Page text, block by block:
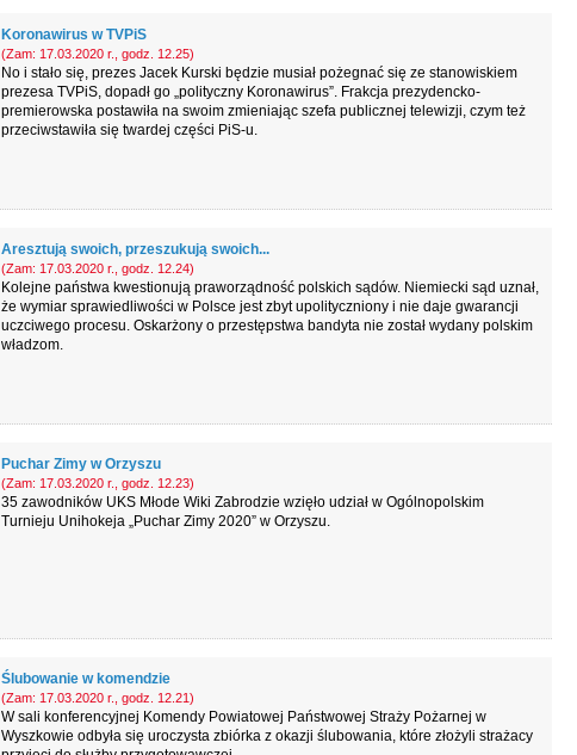
Koronawirus w TVPiS
(Zam: 17.03.2020 r., godz. 12.25)
No i stało się, prezes Jacek Kurski będzie musiał pożegnać się ze stanowiskiem
prezesa TVPiS, dopadł go „polityczny Koronawirus”. Frakcja prezydencko-
premierowska postawiła na swoim zmieniając szefa publicznej telewizji, czym też
przeciwstawiła się twardej części PiS-u.
Aresztują swoich, przeszukują swoich...
(Zam: 17.03.2020 r., godz. 12.24)
Kolejne państwa kwestionują praworządność polskich sądów. Niemiecki sąd uznał,
że wymiar sprawiedliwości w Polsce jest zbyt upolityczniony i nie daje gwarancji
uczciwego procesu. Oskarżony o przestępstwa bandyta nie został wydany polskim
władzom.
Puchar Zimy w Orzyszu
(Zam: 17.03.2020 r., godz. 12.23)
35 zawodników UKS Młode Wiki Zabrodzie wzięło udział w Ogólnopolskim
Turnieju Unihokeja „Puchar Zimy 2020” w Orzyszu.
Ślubowanie w komendzie
(Zam: 17.03.2020 r., godz. 12.21)
W sali konferencyjnej Komendy Powiatowej Państwowej Straży Pożarnej w
Wyszkowie odbyła się uroczysta zbiórka z okazji ślubowania, które złożyli strażacy